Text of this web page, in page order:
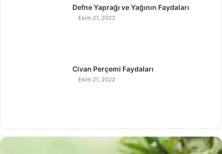
Defne Yaprağı ve Yağının Faydaları
Ekim 21, 2022
Civan Perçemi Faydaları
Ekim 21, 2022
H